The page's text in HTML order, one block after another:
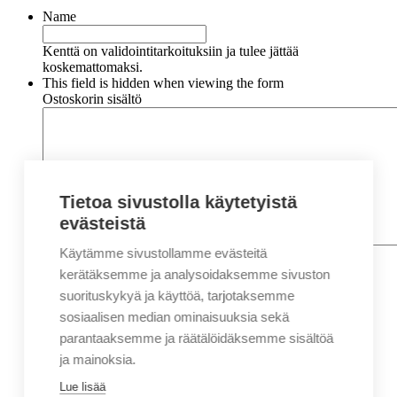
Name
Kenttä on validointitarkoituksiin ja tulee jättää
koskemattomaksi.
This field is hidden when viewing the form
Ostoskorin sisältö
Nimi*
Etunimi
Sukunimi
Sähköposti*
Puhelin*
Tietoa sivustolla käytetyistä
evästeistä
Käytämme sivustollamme evästeitä
kerätäksemme ja analysoidaksemme sivuston
suorituskykyä ja käyttöä, tarjotaksemme
sosiaalisen median ominaisuuksia sekä
parantaaksemme ja räätälöidäksemme sisältöä
ja mainoksia.
Lue lisää